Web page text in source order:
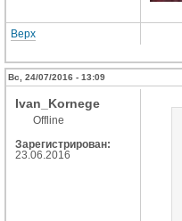
Верх
Вс, 24/07/2016 - 13:09
Ivan_Kornege
Offline
Зарегистрирован:
23.06.2016